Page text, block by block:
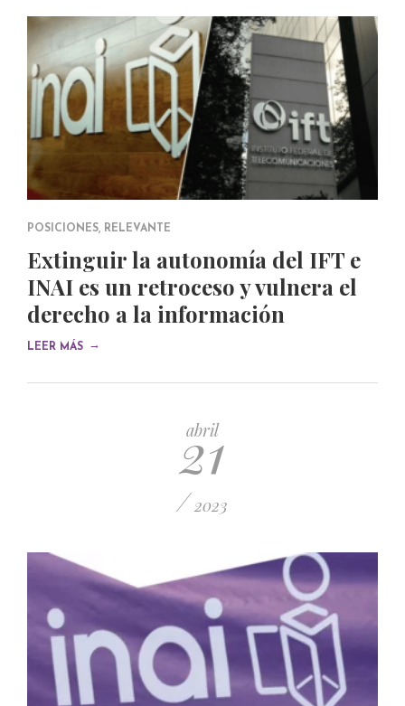
POSICIONES, RELEVANTE
Extinguir la autonomía del IFT e
INAI es un retroceso y vulnera el
derecho a la información
LEER MÁS →
abril
21
/ 2023